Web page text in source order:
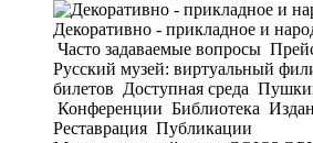
Декоративно - прикладное и
Часто задаваемые вопросы
Русский музей: виртуальный
билетов Доступная среда
Конференции Библиотека
Реставрация Публикации